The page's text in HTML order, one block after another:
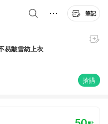
筆記
易皺雪紡上衣
搶購